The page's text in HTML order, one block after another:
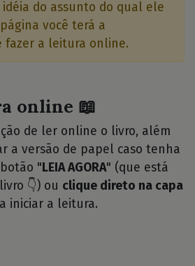
do assunto do qual ele
você terá a
fazer a leitura online.
online 📖
de ler online o livro, além
a versão de papel caso tenha
" LEIA AGORA" (que está
👇) ou clique direto na capa
iniciar a leitura.